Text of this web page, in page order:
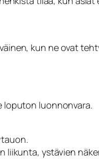
kun ne ovat
loputon luonnonvara.
liikunta, ystävien